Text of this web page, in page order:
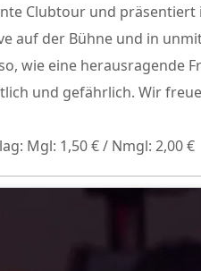
Clubtour und
auf der Bühne und in
wie eine herausragende
und gefährlich. Wir
Mgl: 1,50 € / Nmgl: 2,00 €